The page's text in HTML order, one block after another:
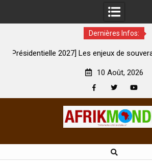
Dernières Infos:
Les enjeux de souveraineté
À Lens, la
10 Août, 2026